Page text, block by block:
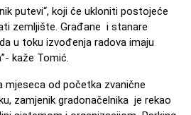
putevi“, koji će ukloniti postojeće
zemljište. Građane i stanare
u toku izvođenja radova imaju
kaže Tomić.
mjeseca od početka zvanične
zamjenik gradonačelnika je rekao